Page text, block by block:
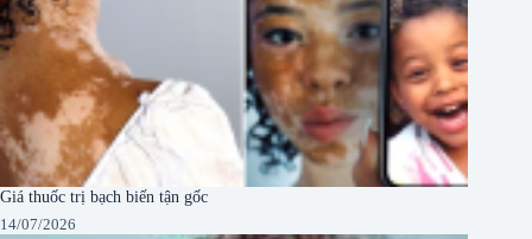
Giá thuốc trị bạch biến tận gốc
14/07/2026